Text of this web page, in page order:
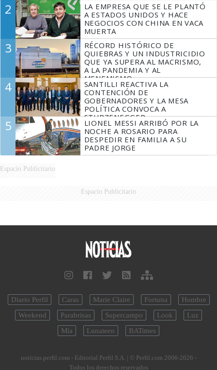
2
LA EMPRESA QUE SE LE PLANTÓ
A ESTADOS UNIDOS Y HACE
NEGOCIOS CON CHINA EN VACA
MUERTA
3
RÉCORD HISTÓRICO DE
QUIEBRAS Y UN INDUSTRICIDIO
QUE YA SUPERA AL MACRISMO,
A LA PANDEMIA Y AL
MENEMISMO
4
SANTILLI REACTIVA LA
CONTENCIÓN DE
GOBERNADORES Y LA MESA
POLÍTICA CONVOCA A
STURZENEGGER
5
LIONEL MESSI ARRIBÓ POR LA
NOCHE A ROSARIO PARA
DESPEDIR EN FAMILIA A SU
PADRE JORGE
Espacio Publicitario
Espacio Publicitario
Diario Perfil Caras Marie Claire Fortuna
Hombre
Weekend
Parabrisas Supercampo Look
Luz
Mía
Lunateen BATimes
noticias.perfil.com - Editorial Perfil S.A. | © Perfil.com 2006-2026 -
Todos los derechos reservados